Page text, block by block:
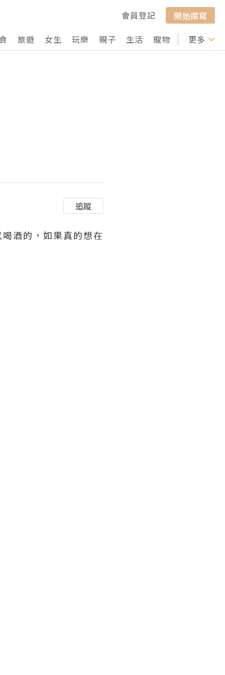
會員登記
開始撰寫
旅遊 女生 玩樂 親子 生活 寵物 行山 打卡
更多
追蹤
酒的，如果真的想在